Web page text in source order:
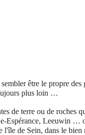
être le propre des
plus loin …
de terre ou de roches
Espérance, Leeuwin …
l'île de Sein, dans le